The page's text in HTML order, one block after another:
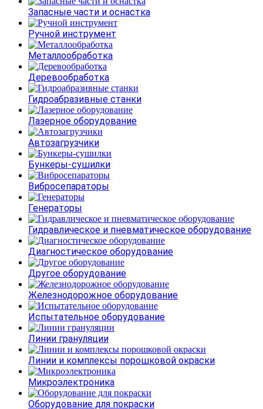
Запасные части и оснастка
Ручной инструмент
Металлообработка
Деревообработка
Гидроабразивные станки
Лазерное оборудование
Автозагрузчики
Бункеры-сушилки
Вибросепараторы
Генераторы
Гидравлическое и пневматическое оборудование
Диагностическое оборудование
Другое оборудование
Железнодорожное оборудование
Испытательное оборудование
Линии грануляции
Линии и комплексы порошковой окраски
Микроэлектроника
Оборудование для покраски